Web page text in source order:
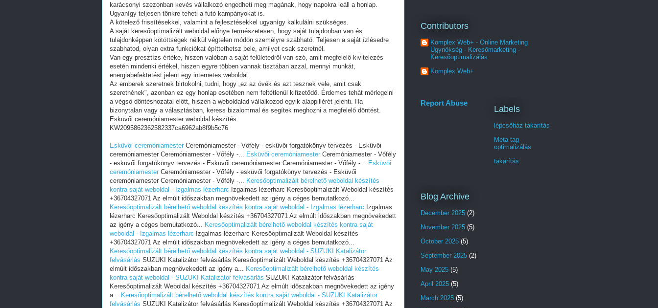
karácsonyi szezonban kevés vállalkozó engedheti meg magának, hogy napokra leáll a honlap.
Ugyanígy teljesen tönkre teheti a futó kampányokat is.
A kötelező frissítésekkel, valamint a fejlesztésekkel ugyanígy kalkulálni szükséges.
A saját keresőoptimalizált weboldal előnye természetesen, hogy saját tulajdonban van és
tulajdonképpen kötöttségek nélkül végtelen módon személyre szabható. Teljesen a saját ízlésedre
szabhatod, olyan extra funkciókat építtethetsz bele, amilyet csak szeretnél.
Van egy presztízs értéke, hiszen valóban a saját felületedről van szó, amit megfelelő kivitelezés
esetén mindenki értékel, hiszen egyre többen vannak tisztában azzal, mennyi munkát,
energiabefektetést jelent egy internetes weboldal.
Az emberek szeretnek birtokolni, tudni, hogy „ez az övék és azt tesznek vele, amit csak
szeretnének", azonban ez egy honlap esetében nem feltétlenül kifizetődő. Érdemes tehát mérlegelni
a végső döntéshozatal előtt, hiszen a weboldalad vállalkozod egyik alappillérét jelenti. Ha
bizonytalan vagy a választásban, keress bizalommal és segítek meghozni a megfelelő döntést.
Esküvői ceremóniamester weboldal készítés
KW2095862362582337ca6962ab8f9b5c76
Esküvői ceremóniamester Ceremóniamester - Vőfély - esküvői forgatókönyv tervezés - Esküvői
ceremóniamester Ceremóniamester - Vőfély -... Esküvői ceremóniamester Ceremóniamester - Vőfély
- esküvői forgatókönyv tervezés - Esküvői ceremóniamester Ceremóniamester - Vőfély -... Esküvői
ceremóniamester Ceremóniamester - Vőfély - esküvői forgatókönyv tervezés - Esküvői
ceremóniamester Ceremóniamester - Vőfély -... Keresőoptimalizált bérelhető weboldal készítés
kontra saját weboldal - Izgalmas lézerharc Izgalmas lézerharc Keresőoptimalizált Weboldal készítés
+36704327071 Az elmúlt időszakban megnövekedett az igény a céges bemutatkozó...
Keresőoptimalizált bérelhető weboldal készítés kontra saját weboldal - Izgalmas lézerharc Izgalmas
lézerharc Keresőoptimalizált Weboldal készítés +36704327071 Az elmúlt időszakban megnövekedett
az igény a céges bemutatkozó... Keresőoptimalizált bérelhető weboldal készítés kontra saját
weboldal - Izgalmas lézerharc Izgalmas lézerharc Keresőoptimalizált Weboldal készítés
+36704327071 Az elmúlt időszakban megnövekedett az igény a céges bemutatkozó...
Keresőoptimalizált bérelhető weboldal készítés kontra saját weboldal - SUZUKI Katalizátor
felvásárlás SUZUKI Katalizátor felvásárlás Keresőoptimalizált Weboldal készítés +36704327071 Az
elmúlt időszakban megnövekedett az igény a... Keresőoptimalizált bérelhető weboldal készítés
kontra saját weboldal - SUZUKI Katalizátor felvásárlás SUZUKI Katalizátor felvásárlás
Keresőoptimalizált Weboldal készítés +36704327071 Az elmúlt időszakban megnövekedett az igény
a... Keresőoptimalizált bérelhető weboldal készítés kontra saját weboldal - SUZUKI Katalizátor
felvásárlás SUZUKI Katalizátor felvásárlás Keresőoptimalizált Weboldal készítés +36704327071 Az
Contributors
Komplex Web+ - Online Marketing
Ügynökség - Keresőmarketing -
Keresőoptimalizálás
Komplex Web+
Report Abuse
Labels
lépcsőház takarítás
Meta tag
optimalizálás
takarítás
Blog Archive
December 2025 (2)
November 2025 (5)
October 2025 (5)
September 2025 (2)
May 2025 (5)
April 2025 (5)
March 2025 (5)